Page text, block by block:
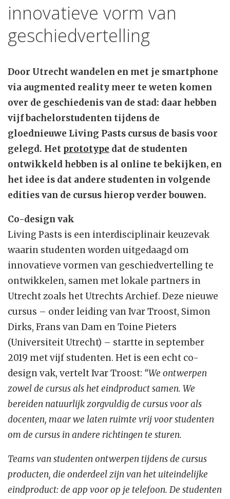
innovatieve vorm van
geschiedvertelling
Door Utrecht wandelen en met je smartphone
via augmented reality meer te weten komen
over de geschiedenis van de stad: daar hebben
vijf bachelorstudenten tijdens de
gloednieuwe Living Pasts cursus de basis voor
gelegd. Het prototype dat de studenten
ontwikkeld hebben is al online te bekijken, en
het idee is dat andere studenten in volgende
edities van de cursus hierop verder bouwen.
Co-design vak
Living Pasts is een interdisciplinair keuzevak
waarin studenten worden uitgedaagd om
innovatieve vormen van geschiedvertelling te
ontwikkelen, samen met lokale partners in
Utrecht zoals het Utrechts Archief. Deze nieuwe
cursus – onder leiding van Ivar Troost, Simon
Dirks, Frans van Dam en Toine Pieters
(Universiteit Utrecht) – startte in september
2019 met vijf studenten. Het is een echt co-
design vak, vertelt Ivar Troost: “We ontwerpen
zowel de cursus als het eindproduct samen. We
bereiden natuurlijk zorgvuldig de cursus voor als
docenten, maar we laten ruimte vrij voor studenten
om de cursus in andere richtingen te sturen.
Teams van studenten ontwerpen tijdens de cursus
producten, die onderdeel zijn van het uiteindelijke
eindproduct: de app voor op je telefoon. De studenten